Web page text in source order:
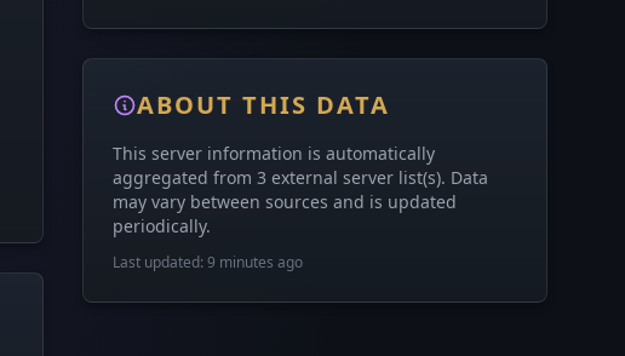
ABOUT THIS DATA
This server information is automatically
aggregated from 3 external server list(s). Data
may vary between sources and is updated
periodically.
Last updated: 9 minutes ago